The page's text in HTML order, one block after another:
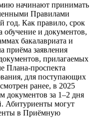
начинают принимать
Правилами
год. Как правило, срок
обучение и документов,
бакалавриата и
приёма заявления
прилагаемых
Плана-проспекта
для поступающих
ранее, в 2025
документов за 1–2 дня
Абитуриенты могут
в Приёмную